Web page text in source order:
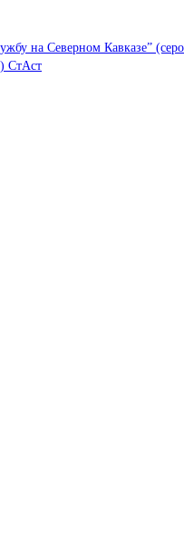
на Северном Кавказе”
СтАст